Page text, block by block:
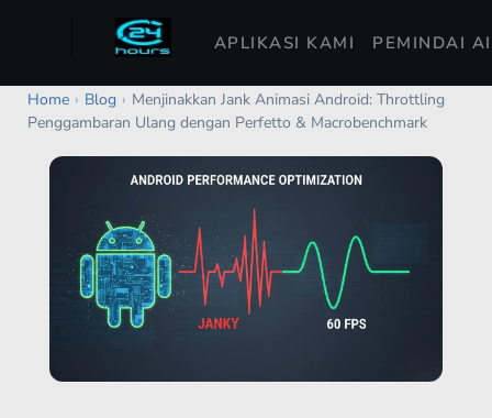
APLIKASI KAMI PEMINDAI
Home › Blog › Menjinakkan Jank Animasi Android: Throttling
Penggambaran Ulang dengan Perfetto & Macrobenchmark